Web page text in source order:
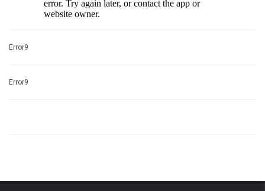
Error9
Error9